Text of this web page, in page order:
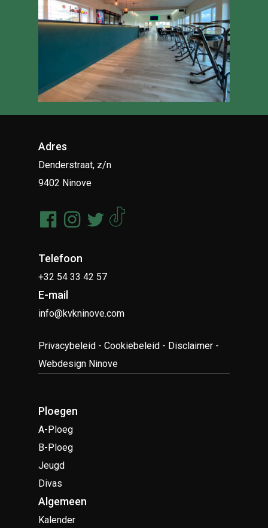
Adres
Denderstraat, z/n
9402 Ninove
Telefoon
+32 54 33 42 57
E-mail
info@kvkninove.com
Privacybeleid -Cookiebeleid - Disclaimer -
Webdesign Ninove
Ploegen
A-Ploeg
B-Ploeg
Jeugd
Divas
Algemeen
Kalender